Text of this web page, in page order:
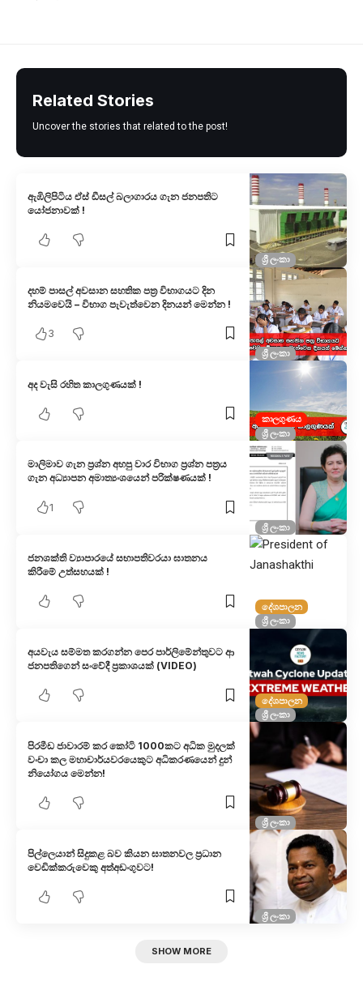
Related Stories
Uncover the stories that related to the post!
ශ්‍රී ලංකා
ඇඹිලිපිටිය ඒස් ඩීසල් බලාගාරය ගැන ජනපතිට
යෝජනාවක් !
ශ්‍රී ලංකා
දහම් පාසල් අවසාන සහතික පත්‍ර විභාගයට දින
නියමවෙයි – විභාග පැවැත්වෙන දිනයන් මෙන්න !
3
කාලගුණය
ශ්‍රී ලංකා
අද වැසි රහිත කාලගුණයක් !
ශ්‍රී ලංකා
මාලිමාව ගැන ප්‍රශ්න අහපු වාර විභාග ප්‍රශ්න පත්‍රය
ගැන අධ්‍යාපන අමාත්‍යංශයෙන් පරික්ෂණයක් !
1
දේශපාලන
ශ්‍රී ලංකා
ජනශක්ති ව්‍යාපාරයේ සභාපතිවරයා ඝාතනය
කිරීමේ උත්සහයක් !
දේශපාලන
ශ්‍රී ලංකා
අයවැය සම්මත කරගන්න පෙර පාර්ලිමේන්තුවට ආ
ජනපතිගෙන් සංවේදී ප්‍රකාශයක් (VIDEO)
ශ්‍රී ලංකා
පිරමීඩ ජාවාරම් කර කෝටි 1000කට අධික මුදලක්
වංචා කල මහාචාර්යවරයෙකුට අධිකරණයෙන් දුන්
නියෝගය මෙන්න!
ශ්‍රී ලංකා
පිල්ලෙයාන් සිදුකළ බව කියන ඝාතනවල ප්‍රධාන
වෙඩික්කරුවෙකු අත්අඩංගුවට!
SHOW MORE